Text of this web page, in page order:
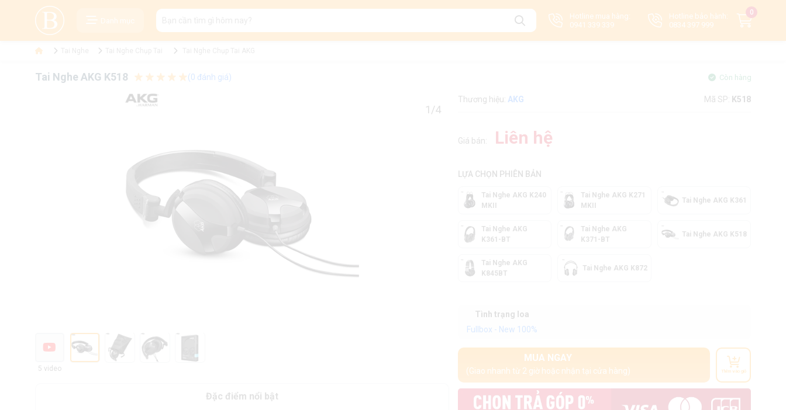
Danh mục
Hotline mua hàng:
0941 339 339
Hotline bảo hành:
0834 397 999
0
Tai Nghe AKG K518 (0 đánh giá) Còn hàng
1/4
5 video
Đặc điểm nổi bật
Thương hiệu: AKG Mã SP: K518
Giá bán: Liên hệ
LỰA CHỌN PHIÊN BẢN
Tai Nghe AKG K240
MKII
Tai Nghe AKG K271
MKII
Tai Nghe AKG K361
Tai Nghe AKG
K361-BT
Tai Nghe AKG
K371-BT
Tai Nghe AKG K518
Tai Nghe AKG
K845BT
Tai Nghe AKG K872
Tình trạng loa
Fullbox - New 100%
MUA NGAY
(Giao nhanh từ 2 giờ hoặc nhận tại cửa hàng) Thêm vào giỏ